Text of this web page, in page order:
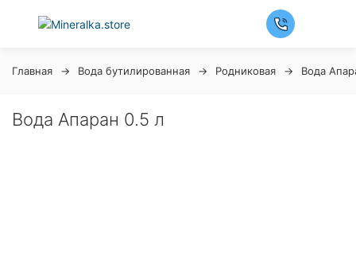
Главная Вода бутилированная Родниковая Вода
Вода Апаран 0.5 л